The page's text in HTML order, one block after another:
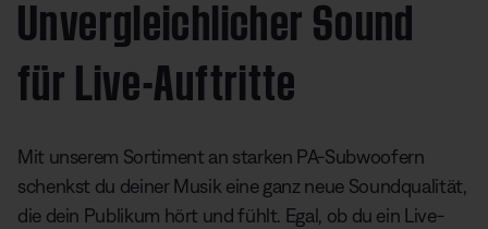
Unvergleichlicher Sound
für Live-Auftritte
Mit unserem Sortiment an starken PA-Subwoofern
schenkst du deiner Musik eine ganz neue Soundqualität,
die dein Publikum hört und fühlt. Egal, ob du ein Live-